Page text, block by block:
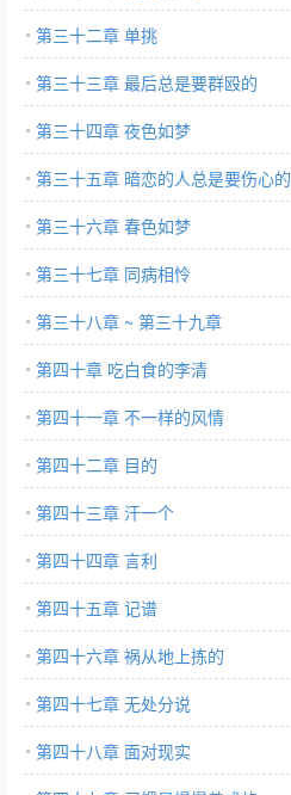
第三十二章 单挑
第三十三章 最后总是要群殴的
第三十四章 夜色如梦
第三十五章 暗恋的人总是要伤心的
第三十六章 春色如梦
第三十七章 同病相怜
第三十八章 ~ 第三十九章
第四十章 吃白食的李清
第四十一章 不一样的风情
第四十二章 目的
第四十三章 汗一个
第四十四章 言利
第四十五章 记谱
第四十六章 祸从地上拣的
第四十七章 无处分说
第四十八章 面对现实